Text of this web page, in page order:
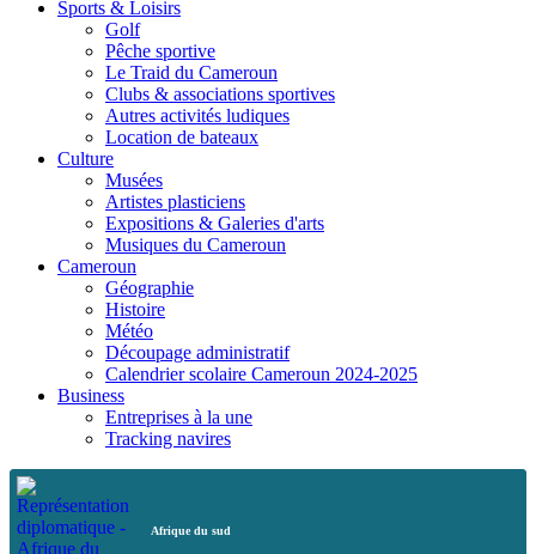
Sports & Loisirs
Golf
Pêche sportive
Le Traid du Cameroun
Clubs & associations sportives
Autres activités ludiques
Location de bateaux
Culture
Musées
Artistes plasticiens
Expositions & Galeries d'arts
Musiques du Cameroun
Cameroun
Géographie
Histoire
Météo
Découpage administratif
Calendrier scolaire Cameroun 2024-2025
Business
Entreprises à la une
Tracking navires
Afrique du sud